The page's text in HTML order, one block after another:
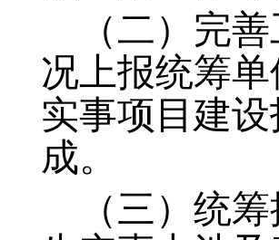
（二）完
况上报统筹
实事项目建
成。
（三）统